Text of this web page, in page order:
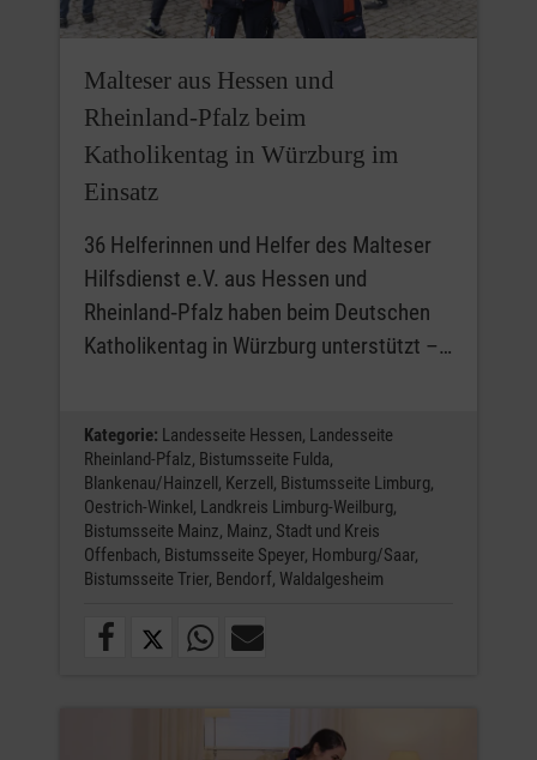
Malteser aus Hessen und
Rheinland‑Pfalz beim
Katholikentag in Würzburg im
Einsatz
36 Helferinnen und Helfer des Malteser
Hilfsdienst e.V. aus Hessen und
Rheinland‑Pfalz haben beim Deutschen
Katholikentag in Würzburg unterstützt –…
Kategorie: Landesseite Hessen, Landesseite
Rheinland-Pfalz, Bistumsseite Fulda,
Blankenau/Hainzell, Kerzell, Bistumsseite Limburg,
Oestrich-Winkel, Landkreis Limburg-Weilburg,
Bistumsseite Mainz, Mainz, Stadt und Kreis
Offenbach, Bistumsseite Speyer, Homburg/Saar,
Bistumsseite Trier, Bendorf, Waldalgesheim